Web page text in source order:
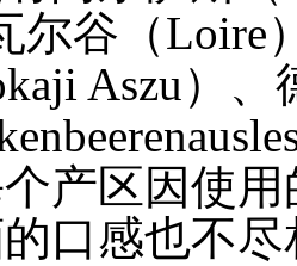
尔谷（Loire
Aszu）、
产区因使
的口感也不